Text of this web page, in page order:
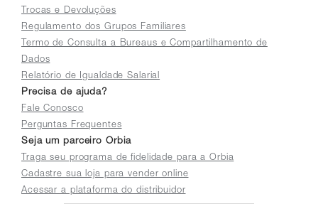
Trocas e Devoluções
Regulamento dos Grupos Familiares
Termo de Consulta a Bureaus e Compartilhamento de
Dados
Relatório de Igualdade Salarial
Precisa de ajuda?
Fale Conosco
Perguntas Frequentes
Seja um parceiro Orbia
Traga seu programa de fidelidade para a Orbia
Cadastre sua loja para vender online
Acessar a plataforma do distribuidor